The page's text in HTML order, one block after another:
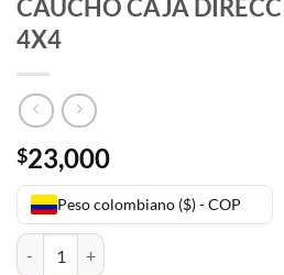
CAUCHO CAJA
4X4
$23,000
Peso colombiano ($) - COP
CAUCHO CAJA DIRECCION D-MAX